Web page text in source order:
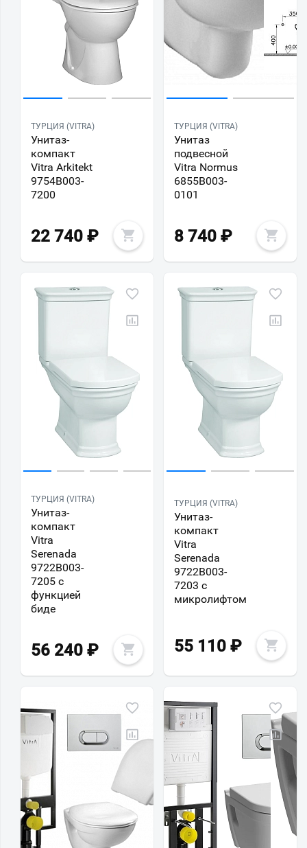
ТУРЦИЯ (VITRA)
Унитаз-
компакт
Vitra Arkitekt
9754B003-
7200
22 740 ₽
ТУРЦИЯ (VITRA)
Унитаз
подвесной
Vitra Normus
6855B003-
0101
8 740 ₽
ТУРЦИЯ (VITRA)
Унитаз-
компакт
Vitra
Serenada
9722B003-
7205 с
функцией
биде
56 240 ₽
ТУРЦИЯ (VITRA)
Унитаз-
компакт
Vitra
Serenada
9722B003-
7203 с
микролифтом
55 110 ₽